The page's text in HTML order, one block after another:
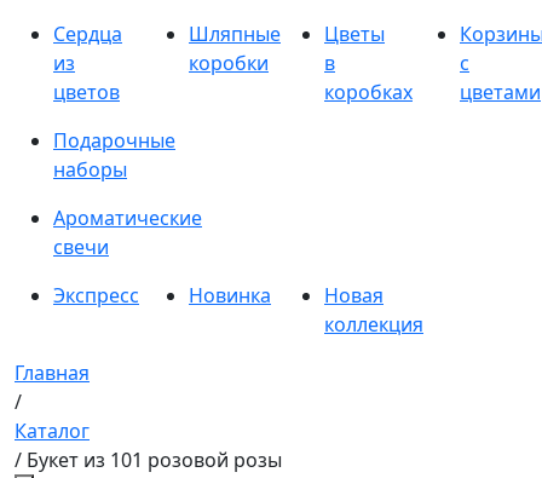
Сердца
из
цветов
Шляпные
коробки
Цветы
в
коробках
с
цветами
Подарочные
наборы
Ароматические
свечи
Экспресс
Новинка
Новая
коллекция
Главная
/
Каталог
/ Букет из 101 розовой розы